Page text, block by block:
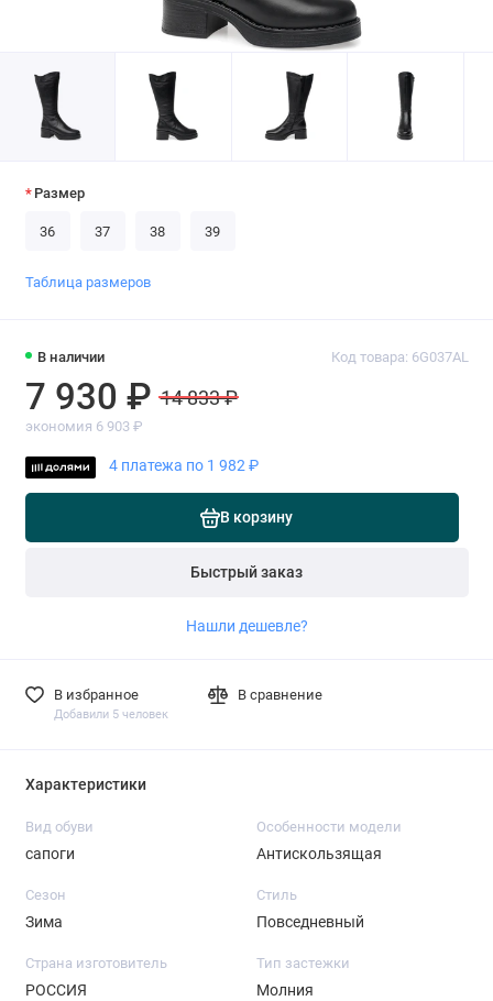
В наличии Код товара: 6G037AL
7 930 ₽ 14 833 ₽
экономия 6 903 ₽
4 платежа по 1 982 ₽
В корзину
Быстрый заказ
Нашли дешевле?
В избранное
Добавили 5 человек
В сравнение
Размер
36 37 38 39
Таблица размеров
Характеристики
Вид обуви
сапоги
Особенности модели
Антискользящая
Сезон
Зима
Стиль
Повседневный
Страна изготовитель
РОССИЯ
Тип застежки
Молния